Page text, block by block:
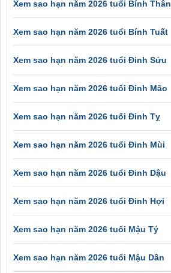
Xem sao hạn năm 2026 tuổi Bính Thân
Xem sao hạn năm 2026 tuổi Bính Tuất
Xem sao hạn năm 2026 tuổi Đinh Sửu
Xem sao hạn năm 2026 tuổi Đinh Mão
Xem sao hạn năm 2026 tuổi Đinh Tỵ
Xem sao hạn năm 2026 tuổi Đinh Mùi
Xem sao hạn năm 2026 tuổi Đinh Dậu
Xem sao hạn năm 2026 tuổi Đinh Hợi
Xem sao hạn năm 2026 tuổi Mậu Tý
Xem sao hạn năm 2026 tuổi Mậu Dần